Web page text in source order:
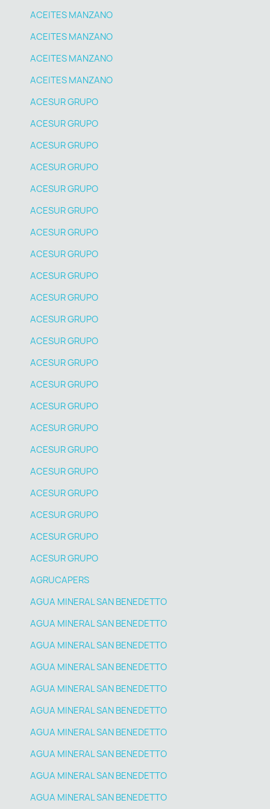
ACEITES MANZANO
ACEITES MANZANO
ACEITES MANZANO
ACEITES MANZANO
ACESUR GRUPO
ACESUR GRUPO
ACESUR GRUPO
ACESUR GRUPO
ACESUR GRUPO
ACESUR GRUPO
ACESUR GRUPO
ACESUR GRUPO
ACESUR GRUPO
ACESUR GRUPO
ACESUR GRUPO
ACESUR GRUPO
ACESUR GRUPO
ACESUR GRUPO
ACESUR GRUPO
ACESUR GRUPO
ACESUR GRUPO
ACESUR GRUPO
ACESUR GRUPO
ACESUR GRUPO
ACESUR GRUPO
ACESUR GRUPO
AGRUCAPERS
AGUA MINERAL SAN BENEDETTO
AGUA MINERAL SAN BENEDETTO
AGUA MINERAL SAN BENEDETTO
AGUA MINERAL SAN BENEDETTO
AGUA MINERAL SAN BENEDETTO
AGUA MINERAL SAN BENEDETTO
AGUA MINERAL SAN BENEDETTO
AGUA MINERAL SAN BENEDETTO
AGUA MINERAL SAN BENEDETTO
AGUA MINERAL SAN BENEDETTO